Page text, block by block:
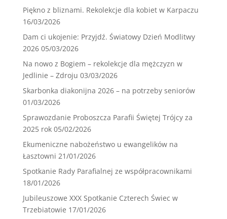
Piękno z bliznami. Rekolekcje dla kobiet w Karpaczu
16/03/2026
Dam ci ukojenie: Przyjdź. Światowy Dzień Modlitwy
2026 05/03/2026
Na nowo z Bogiem – rekolekcje dla mężczyzn w
Jedlinie – Zdroju 03/03/2026
Skarbonka diakonijna 2026 – na potrzeby seniorów
01/03/2026
Sprawozdanie Proboszcza Parafii Świętej Trójcy za
2025 rok 05/02/2026
Ekumeniczne nabożeństwo u ewangelików na
Łasztowni 21/01/2026
Spotkanie Rady Parafialnej ze współpracownikami
18/01/2026
Jubileuszowe XXX Spotkanie Czterech Świec w
Trzebiatowie 17/01/2026